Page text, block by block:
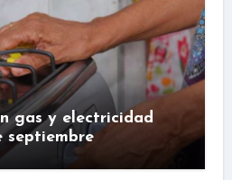
gas y electricidad
septiembre